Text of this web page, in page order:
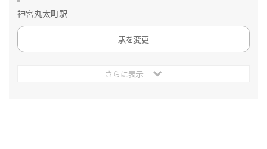
神宮丸太町駅
駅を変更
さらに表示